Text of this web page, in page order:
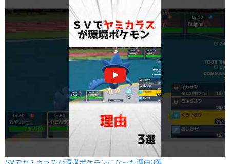
-- PP 15 (24)
新登場 藍の円盤 サイコノイズ
威力 75 命中 100 PP